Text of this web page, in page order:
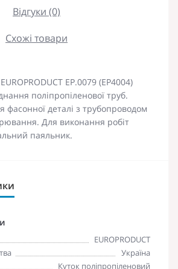
Відгуки (0)
Схожі товари
EP.0079 (EP4004)
поліпропіленової труб.
фасонної деталі з трубопроводом
Для виконання робіт
паяльник.
EUROPRODUCT
Україна
Куток поліпропіленовий